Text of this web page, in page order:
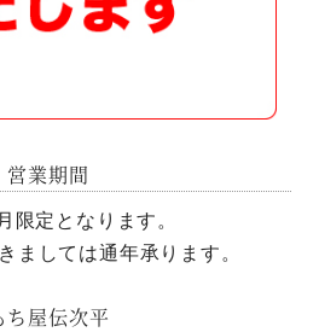
営業期間
限定となります。
ましては通年承ります。
ち屋伝次平